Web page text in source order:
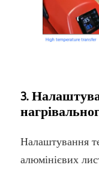
3.
Налаштування
алюмінієвих